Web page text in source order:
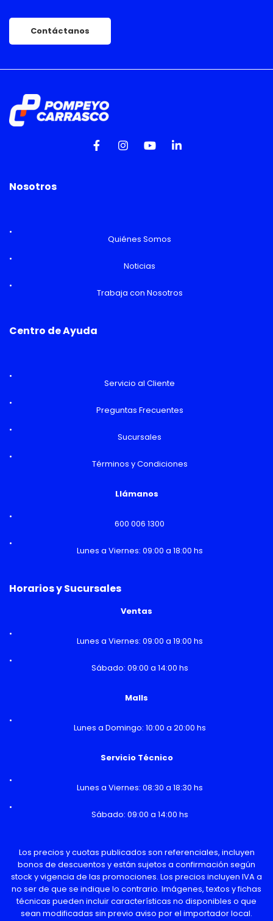
Contáctanos
Nosotros
Quiénes Somos
Noticias
Trabaja con Nosotros
Centro de Ayuda
Servicio al Cliente
Preguntas Frecuentes
Sucursales
Términos y Condiciones
Llámanos
600 006 1300
Lunes a Viernes: 09:00 a 18:00 hs
Horarios y Sucursales
Ventas
Lunes a Viernes: 09:00 a 19:00 hs
Sábado: 09:00 a 14:00 hs
Malls
Lunes a Domingo: 10:00 a 20:00 hs
Servicio Técnico
Lunes a Viernes: 08:30 a 18:30 hs
Sábado: 09:00 a 14:00 hs
Los precios y cuotas publicados son referenciales, incluyen
bonos de descuentos y están sujetos a confirmación según
stock y vigencia de las promociones. Los precios incluyen IVA a
no ser de que se indique lo contrario. Imágenes, textos y fichas
técnicas pueden incluir características no disponibles o que
sean modificadas sin previo aviso por el importador local.